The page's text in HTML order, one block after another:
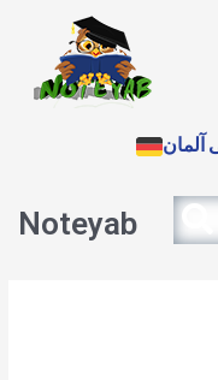
آلمان
Search
Noteyab